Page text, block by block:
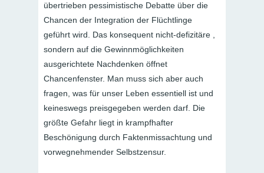
übertrieben pessimistische Debatte über die
Chancen der Integration der Flüchtlinge
geführt wird. Das konsequent nicht-defizitäre ,
sondern auf die Gewinnmöglichkeiten
ausgerichtete Nachdenken öffnet
Chancenfenster. Man muss sich aber auch
fragen, was für unser Leben essentiell ist und
keineswegs preisgegeben werden darf. Die
größte Gefahr liegt in krampfhafter
Beschönigung durch Faktenmissachtung und
vorwegnehmender Selbstzensur.